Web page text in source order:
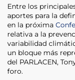
Entre los
aportes para la
en la próxima
relativa a la
variabilidad
un bloque más
del PARLACEN,
foro.